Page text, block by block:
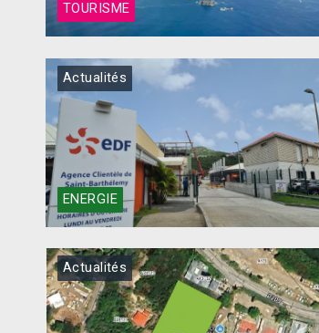
TOURISME
ENERGIE
Actualités
Actualités